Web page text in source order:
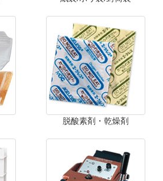
脱酸素剤・乾燥剤